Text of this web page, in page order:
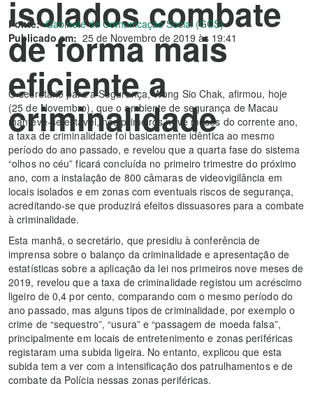
isolados combate
de forma mais
eficiente a
criminalidade
Fonte: Gabinete de Comunicação Social (GCS)
Publicado em: 25 de Novembro de 2019 às 19:41
O secretário para a Segurança, Wong Sio Chak, afirmou, hoje
(25 de Novembro), que o ambiente de segurança de Macau
manteve-se estável, nos primeiros nove meses do corrente ano,
a taxa de criminalidade foi basicamente idêntica ao mesmo
período do ano passado, e revelou que a quarta fase do sistema
“olhos no céu” ficará concluída no primeiro trimestre do próximo
ano, com a instalação de 800 câmaras de videovigilância em
locais isolados e em zonas com eventuais riscos de segurança,
acreditando-se que produzirá efeitos dissuasores para a combate
à criminalidade.
Esta manhã, o secretário, que presidiu à conferência de
imprensa sobre o balanço da criminalidade e apresentação de
estatísticas sobre a aplicação da lei nos primeiros nove meses de
2019, revelou que a taxa de criminalidade registou um acréscimo
ligeiro de 0,4 por cento, comparando com o mesmo período do
ano passado, mas alguns tipos de criminalidade, por exemplo o
crime de “sequestro”, “usura” e “passagem de moeda falsa”,
principalmente em locais de entretenimento e zonas periféricas
registaram uma subida ligeira. No entanto, explicou que esta
subida tem a ver com a intensificação dos patrulhamentos e de
combate da Polícia nessas zonas periféricas.